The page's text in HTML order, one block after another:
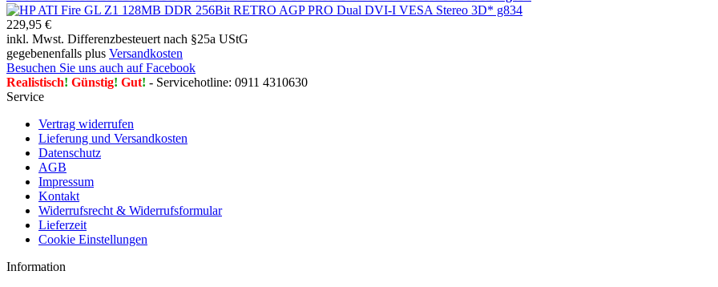
229,95 €
inkl. Mwst. Differenzbesteuert nach §25a UStG
gegebenenfalls plus Versandkosten
Besuchen Sie uns auch auf Facebook
Realistisch! Günstig! Gut! - Servicehotline: 0911 4310630
Service
Vertrag widerrufen
Lieferung und Versandkosten
Datenschutz
AGB
Impressum
Kontakt
Widerrufsrecht & Widerrufsformular
Lieferzeit
Cookie Einstellungen
Information